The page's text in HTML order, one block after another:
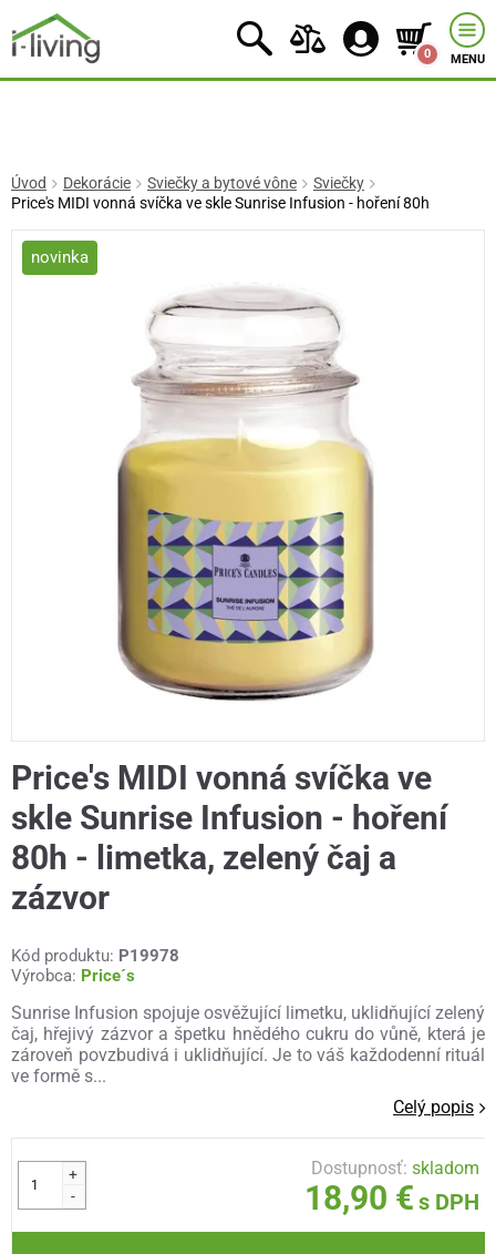
0 MENU
Úvod Dekorácie Sviečky a bytové vône
Sviečky
Price's MIDI vonná svíčka ve skle Sunrise Infusion - hoření 80h
novinka
Price's MIDI vonná svíčka ve
skle Sunrise Infusion - hoření
80h - limetka, zelený čaj a
zázvor
Kód produktu: P19978
Výrobca: Price´s
Sunrise Infusion spojuje osvěžující limetku, uklidňující zelený
čaj, hřejivý zázvor a špetku hnědého cukru do vůně, která je
zároveň povzbudivá i uklidňující. Je to váš každodenní rituál
ve formě s...
Celý popis
+
-
Dostupnosť:skladom
18,90 € s DPH